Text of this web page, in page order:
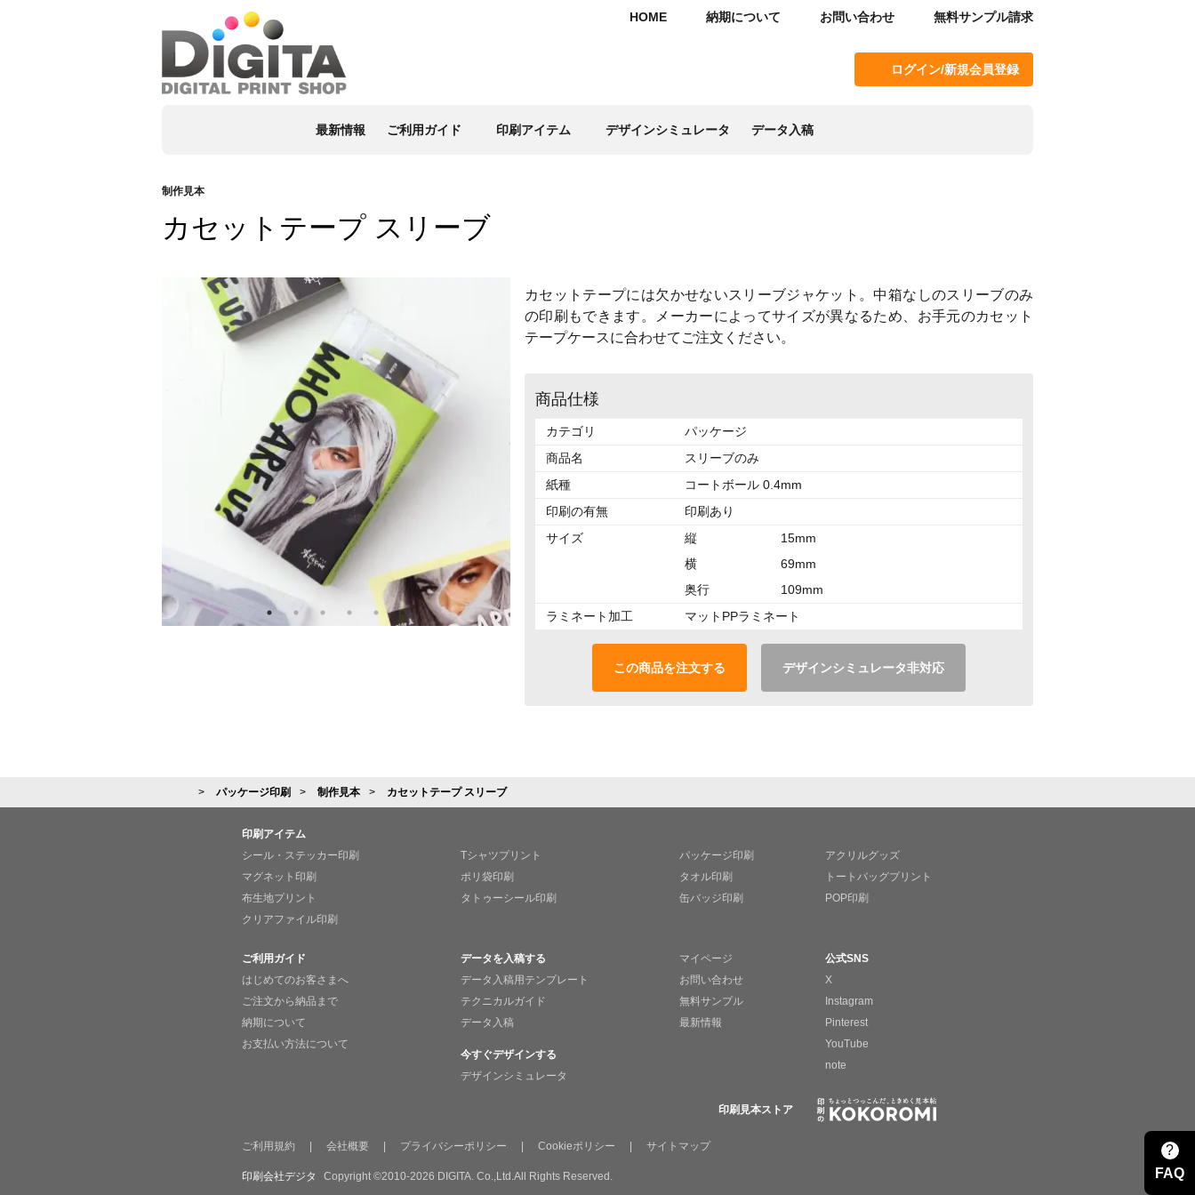
HOME 納期について お問い合わせ 無料サンプル請求
ログイン/新規会員登録
最新情報 ご利用ガイド 印刷アイテム デザインシミュレータ データ入稿
制作見本
カセットテープ スリーブ
カセットテープには欠かせないスリーブジャケット。中箱なしのスリーブのみ
の印刷もできます。メーカーによってサイズが異なるため、お手元のカセット
テープケースに合わせてご注文ください。
商品仕様
カテゴリ
パッケージ
商品名
スリーブのみ
紙種
コートボール 0.4mm
印刷の有無
印刷あり
サイズ
縦
15mm
横
69mm
奥行
109mm
ラミネート加工
マットPPラミネート
この商品を注文する デザインシミュレータ非対応
パッケージ印刷 制作見本 カセットテープ スリーブ
印刷アイテム
シール・ステッカー印刷
マグネット印刷
布生地プリント
クリアファイル印刷
Tシャツプリント
ポリ袋印刷
タトゥーシール印刷
パッケージ印刷
タオル印刷
缶バッジ印刷
アクリルグッズ
トートバッグプリント
POP印刷
ご利用ガイド
はじめてのお客さまへ
ご注文から納品まで
納期について
お支払い方法について
データを入稿する
データ入稿用テンプレート
テクニカルガイド
データ入稿
今すぐデザインする
デザインシミュレータ
マイページ
お問い合わせ
無料サンプル
最新情報
公式SNS
X
Instagram
Pinterest
YouTube
note
印刷見本ストア
ご利用規約 会社概要 プライバシーポリシー Cookieポリシー サイトマップ
印刷会社デジタ Copyright ©2010-2026 DIGITA. Co.,Ltd.All Rights Reserved.
?
FAQ